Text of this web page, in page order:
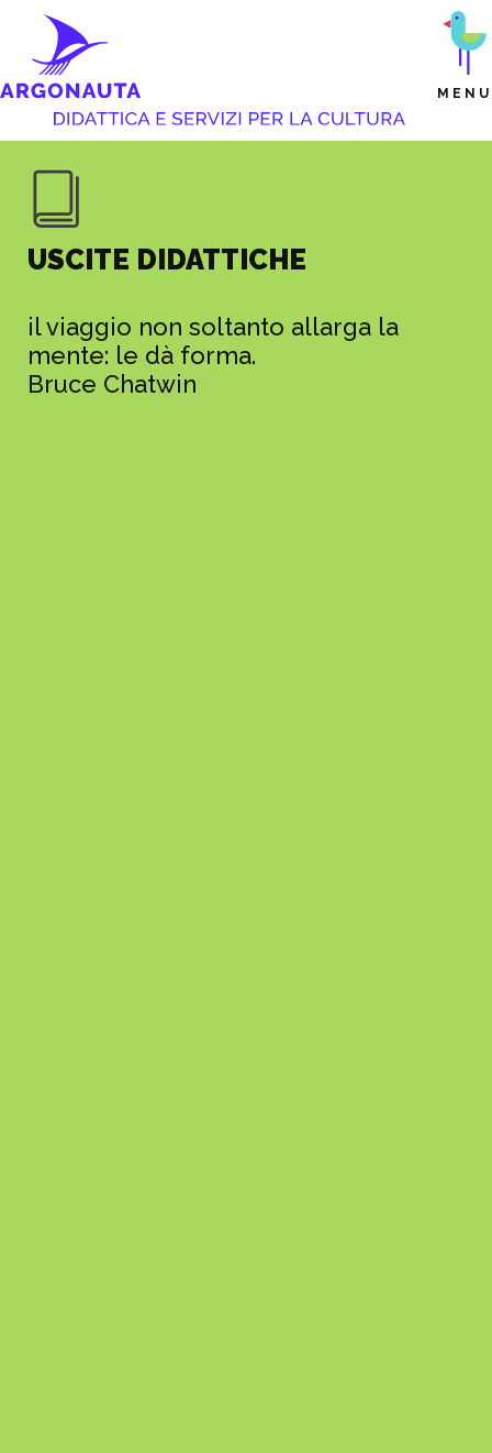
MENU
USCITE DIDATTICHE
il viaggio non soltanto allarga la
mente: le dà forma.
Bruce Chatwin